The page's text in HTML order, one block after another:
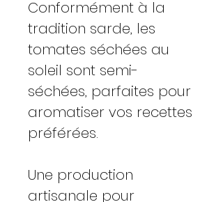
Conformément à la
tradition sarde, les
tomates séchées au
soleil sont semi-
séchées, parfaites pour
aromatiser vos recettes
préférées.
Une production
artisanale pour